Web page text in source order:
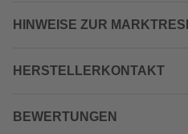
HINWEISE ZUR
HERSTELLERKONTAKT
BEWERTUNGEN